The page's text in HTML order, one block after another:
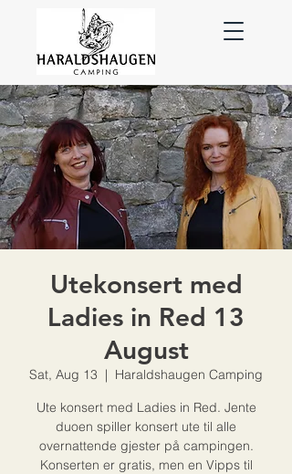
Utekonsert med
Ladies in Red 13
August
Sat, Aug 13
  |
Haraldshaugen Camping
Ute konsert med Ladies in Red. Jente
duoen spiller konsert ute til alle
overnattende gjester på campingen.
Konserten er gratis, men en Vipps til